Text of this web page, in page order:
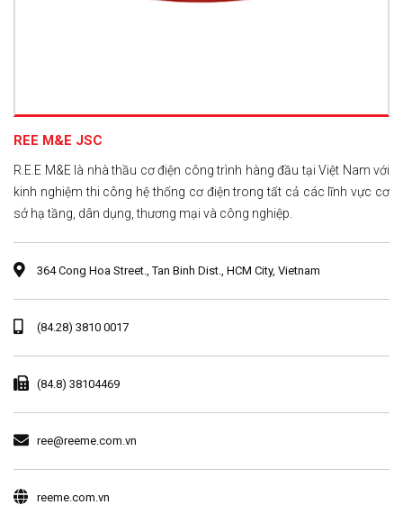
REE M&E JSC
R.E.E M&E là nhà thầu cơ điện công trình hàng đầu tại Việt Nam với
kinh nghiệm thi công hệ thống cơ điện trong tất cả các lĩnh vực cơ
sở hạ tầng, dân dụng, thương mại và công nghiệp.
364 Cong Hoa Street., Tan Binh Dist., HCM City, Vietnam
(84.28) 3810 0017
(84.8) 38104469
ree@reeme.com.vn
reeme.com.vn